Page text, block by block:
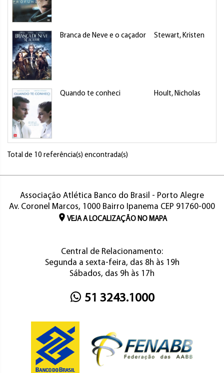
Branca de Neve e o caçador Stewart, Kristen
Quando te conheci Hoult, Nicholas
Total de 10 referência(s) encontrada(s)
Associação Atlética Banco do Brasil - Porto Alegre
Av. Coronel Marcos, 1000 Bairro Ipanema CEP 91760-000
VEJA A LOCALIZAÇÃO NO MAPA
Central de Relacionamento:
Segunda a sexta-feira, das 8h às 19h
Sábados, das 9h às 17h
51 3243.1000